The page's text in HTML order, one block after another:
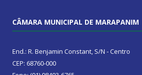
CÂMARA MUNICIPAL DE MARAPANIM
End.: R. Benjamin Constant, S/N - Centro
CEP: 68760-000